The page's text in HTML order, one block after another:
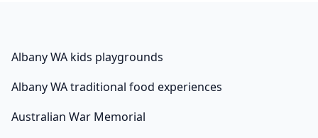
ดาว อาหารร้านหรูหรา) แต่มุ่งเน้นที่จะได้มาเห็นและมาสัมผัส
แพ็ค… หลังจากดูเส้นทางเรียบร้อยแล้วเราก็กลับไปที่พักเพื่อ
รอเวลาใกล้ๆห้าทุ่ม เราใช้เวลานั่งพัก ตรงบริเวณห้องรับแขก
Albany WA kids playgrounds
Albany WA traditional food experiences
Australian War Memorial